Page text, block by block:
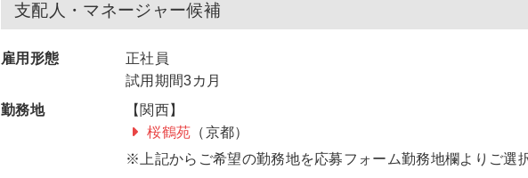
支配人・マネージャー候補
雇用形態
正社員
試用期間3カ月
勤務地
【関西】
桜鶴苑 （京都）
※上記からご希望の勤務地を応募フォーム勤務地欄よりご選